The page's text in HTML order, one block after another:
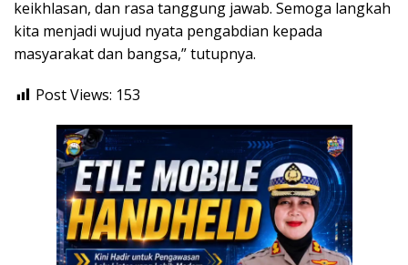
keikhlasan, dan rasa tanggung jawab. Semoga langkah
kita menjadi wujud nyata pengabdian kepada
masyarakat dan bangsa,” tutupnya.
Post Views: 153